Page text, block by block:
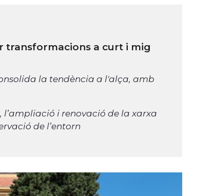
transformacions a curt i mig
la tendència a l'alça, amb
l’ampliació i renovació de la xarxa
de l’entorn